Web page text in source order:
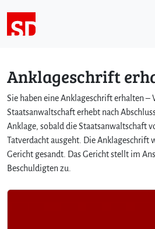
Anklageschrift
Sie haben eine Anklageschrift erhalten –
Staatsanwaltschaft erhebt nach
Anklage, sobald die Staatsanwaltschaft
Tatverdacht ausgeht. Die Anklageschrift
Gericht gesandt. Das Gericht stellt im
Beschuldigten zu.